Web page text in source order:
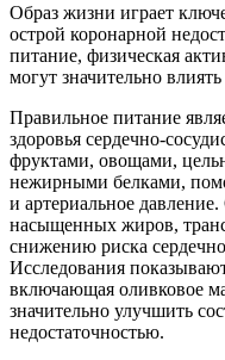
Образ жизни играет
острой коронарной
питание, физическая
могут значительно
Правильное питание
здоровья сердечно-
фруктами, овощами,
нежирными белками,
и артериальное
насыщенных жиров,
снижению риска
Исследования
включающая оливковое
значительно улучшить
недостаточностью.